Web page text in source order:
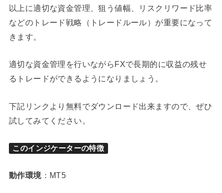
以上に適切な資金管理、狙う値幅、リスクリワード比率
などのトレード戦略（トレードルール）が重要になって
きます。
適切な資金管理を行いながらFXで長期的に収益の残せ
るトレードができるようになりましょう。
下記リンクより無料でダウンロード出来ますので、ぜひ
試してみてください。
このインジケーターの特徴
動作環境：MT5